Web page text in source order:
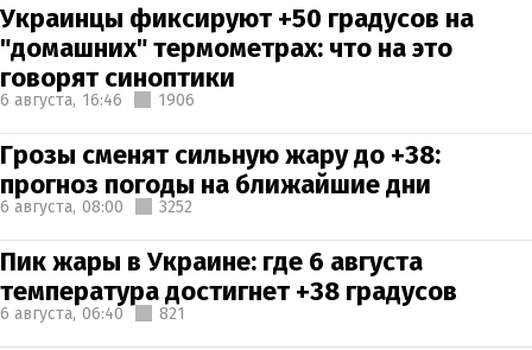
Украинцы фиксируют +50 градусов на
"домашних" термометрах: что на это
говорят синоптики
6 августа, 16:46 1906
Грозы сменят сильную жару до +38:
прогноз погоды на ближайшие дни
6 августа, 08:00 3252
Пик жары в Украине: где 6 августа
температура достигнет +38 градусов
6 августа, 06:40 821